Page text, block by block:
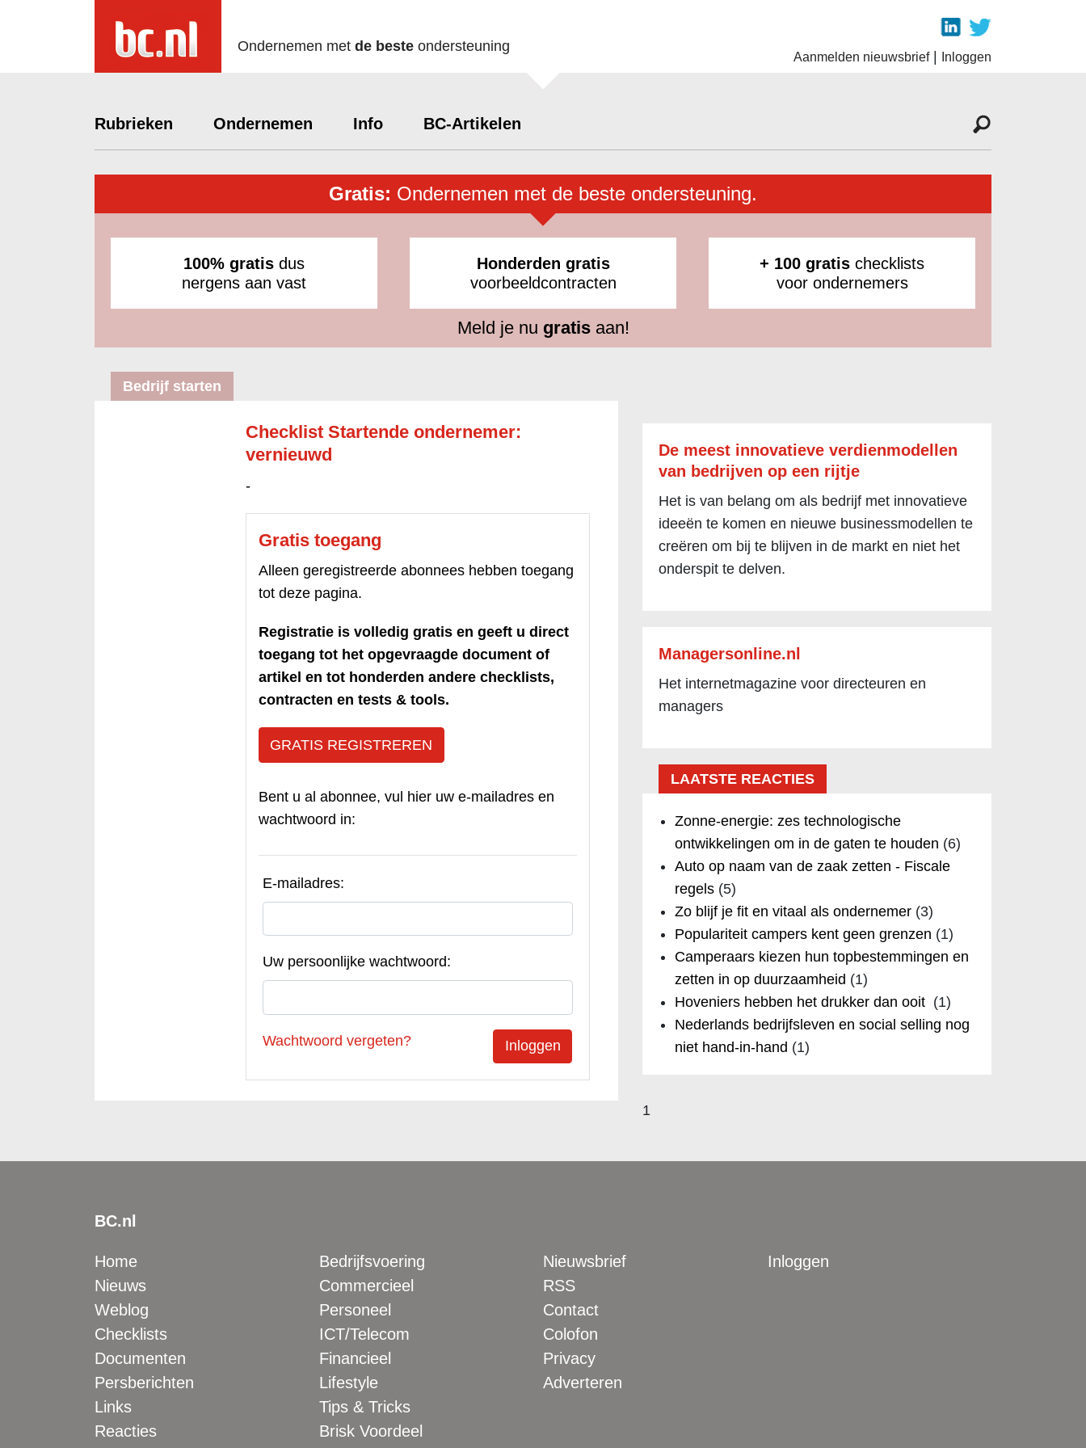
Ondernemen met de beste ondersteuning
Aanmelden nieuwsbrief| Inloggen
Rubrieken Ondernemen Info BC-Artikelen
Gratis: Ondernemen met de beste ondersteuning.
100% gratis dus
nergens aan vast
Honderden gratis
voorbeeldcontracten
+ 100 gratis checklists
voor ondernemers
Meld je nu gratisaan!
Bedrijf starten
Checklist Startende ondernemer:
vernieuwd
-
Gratis toegang
Alleen geregistreerde abonnees hebben toegang
tot deze pagina.
Registratie is volledig gratis en geeft u direct
toegang tot het opgevraagde document of
artikel en tot honderden andere checklists,
contracten en tests & tools.
GRATIS REGISTREREN
Bent u al abonnee, vul hier uw e-mailadres en
wachtwoord in:
E-mailadres:
Uw persoonlijke wachtwoord:
Wachtwoord vergeten?
De meest innovatieve verdienmodellen
van bedrijven op een rijtje
Het is van belang om als bedrijf met innovatieve
ideeën te komen en nieuwe businessmodellen te
creëren om bij te blijven in de markt en niet het
onderspit te delven.
Managersonline.nl
Het internetmagazine voor directeuren en
managers
LAATSTE REACTIES
Zonne-energie: zes technologische
ontwikkelingen om in de gaten te houden (6)
Auto op naam van de zaak zetten - Fiscale
regels(5)
Zo blijf je fit en vitaal als ondernemer(3)
Populariteit campers kent geen grenzen (1)
Camperaars kiezen hun topbestemmingen en
zetten in op duurzaamheid (1)
Hoveniers hebben het drukker dan ooit (1)
Nederlands bedrijfsleven en social selling nog
niet hand-in-hand (1)
1
BC.nl
Home
Nieuws
Weblog
Checklists
Documenten
Persberichten
Links
Reacties
Bedrijfsvoering
Commercieel
Personeel
ICT/Telecom
Financieel
Lifestyle
Tips & Tricks
Brisk Voordeel
Nieuwsbrief
RSS
Contact
Colofon
Privacy
Adverteren
Inloggen